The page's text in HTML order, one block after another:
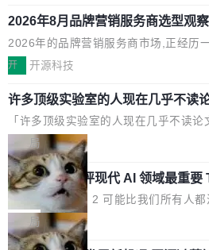
想快速了解背景 解释 让 AI 解释选中文
费解...
要。但用久了你会发现，它们本质上都
东西：一个带网页上下文的聊天框。 它
页面的文本，然后把文本丢给大模型，
段回答。仅此而已。 这当然有用，但总
意思。比如我在一个后台管理系统里，
个表单字段，每个字段还有联动逻辑；
想...
电源专为发烧级DIY主机与本地AI算力平
造，整机长度仅16厘米，提供1600W额
与80PLUS钛金能效；支持ATX 3.1与
规范，结合服务器级元件、完善供电线
实时LCD监控屏，可充分满足当下高阶
的严苛使用需求。 澎湃功率，紧凑机身
600PG5 AI TOP具备强悍输出功率，同
机身尺寸大幅精简。整机长度仅16厘米
功率段机身尺寸十分紧凑的1600W电源
巧机身有效提升市面主流标准A...
2026年8月品牌营销服务商选型观
从流量思维到品牌资产思维的范式
2026年的品牌营销服务商市场,正经历一
的价值重构。全球全案品牌代理机构市
复合增长率达5.44%,预计2032年将突破
元。数字广告与公共关系相关服务市场
25年的8463亿美元扩张至2026年的
元。数字的背后是一个清晰的事实——
业化营销服务的需求从未如此迫切。 但
的同时,服务商的竞争逻辑正在改变。
Agency年度合辑的观察指出,“产品”这个
者最近的载体,在整个品牌营销层面的权
开 开源科技
许多顶级实验室的人现在几乎不读
了
「许多顶级实验室的人现在几乎不读论
且他们认为 ICLR/ICML/NeurIPS 充斥
度宣传和欺诈。」 OpenAI 研究员
n 这条推文引发了广泛讨论。他不是在
话，他是说出了一个圈内人尽皆知但很
破的事实。 Jordan 随后补充了一句软
「我不认为这些会议上大部分论文都在
局
xAI 前工程师评现代 AI 领域最重要
3 开源项目
Flash Attention 2 可能比我们所有人都
这句话不是来自某个技术博客，而是出
Pham 的一条推文。Hieu Pham 是谁？
局